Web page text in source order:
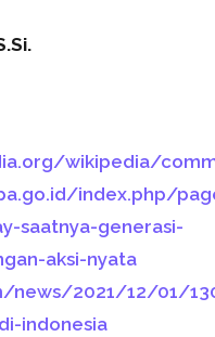
wikipedia/
index.php/
saatnya-generasi-
aksi-nyata
news/2021/12/01/
indonesia